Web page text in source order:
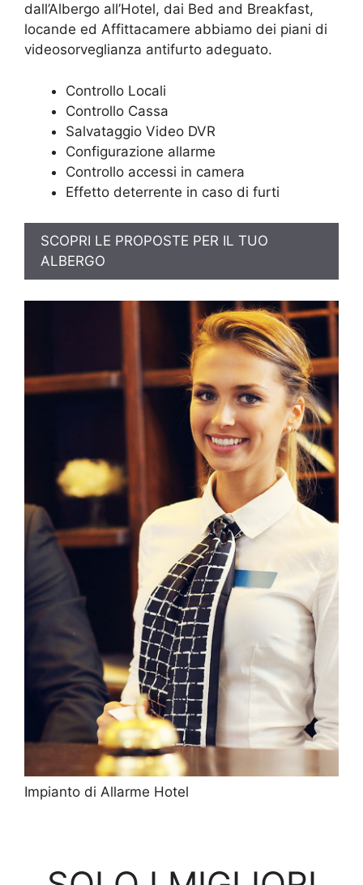
dall’Albergo all’Hotel, dai Bed and Breakfast,
locande ed Affittacamere abbiamo dei piani di
videosorveglianza antifurto adeguato.
Controllo Locali
Controllo Cassa
Salvataggio Video DVR
Configurazione allarme
Controllo accessi in camera
Effetto deterrente in caso di furti
SCOPRI LE PROPOSTE PER IL TUO
ALBERGO
Impianto di Allarme Hotel